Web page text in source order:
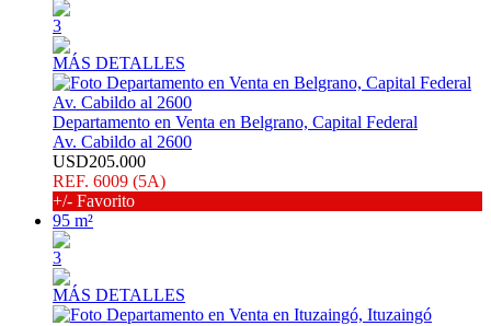
3
MÁS DETALLES
Departamento en Venta en Belgrano, Capital Federal
Av. Cabildo al 2600
USD205.000
REF. 6009 (5A)
+/- Favorito
95 m²
3
MÁS DETALLES